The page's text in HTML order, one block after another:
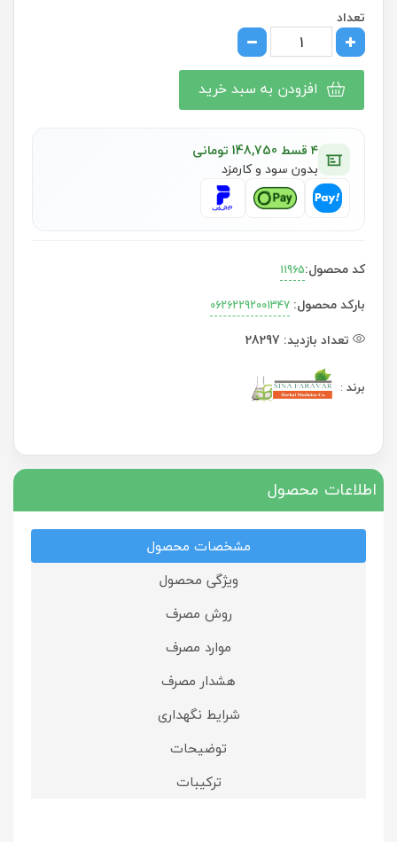
تعداد
افزودن به سبد خرید
۴ قسط 148,750 تومانی
بدون سود و کارمزد
برند:
کد محصول:11965
بارکد محصول: 06262292001347
تعداد بازدید: 28297
اطلاعات محصول
مشخصات محصول
ویژگی محصول
روش مصرف
موارد مصرف
هشدار مصرف
شرایط نگهداری
توضیحات
ترکیبات